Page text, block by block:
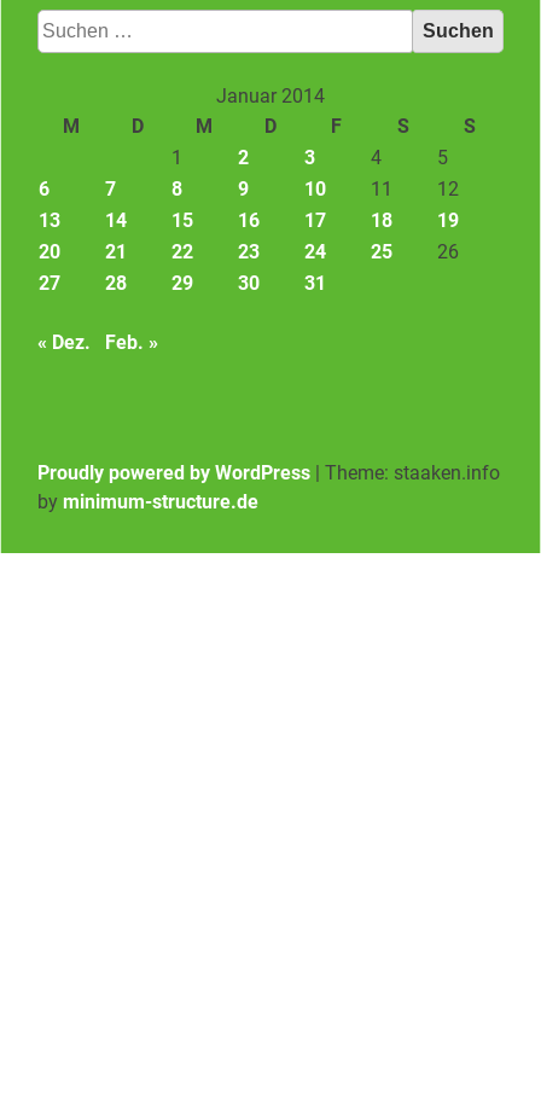
Suchen
nach:
Januar 2014
M
D M D F S
S
1
2 3 4
5
6
7 8 9 10 11
12
13
14 15 16 17 18
19
20
21 22 23 24 25
26
27
28 29 30 31
« Dez. Feb. »
Proudly powered by WordPress | Theme: staaken.info
by minimum-structure.de